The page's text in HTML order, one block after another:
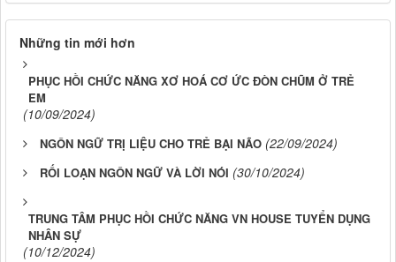
Những tin mới hơn
PHỤC HỒI CHỨC NĂNG XƠ HOÁ CƠ ỨC ĐÒN CHŨM Ở TRẺ
EM
(10/09/2024)
NGÔN NGỮ TRỊ LIỆU CHO TRẺ BẠI NÃO (22/09/2024)
RỐI LOẠN NGÔN NGỮ VÀ LỜI NÓI (30/10/2024)
TRUNG TÂM PHỤC HỒI CHỨC NĂNG VN HOUSE TUYỂN DỤNG
NHÂN SỰ
(10/12/2024)